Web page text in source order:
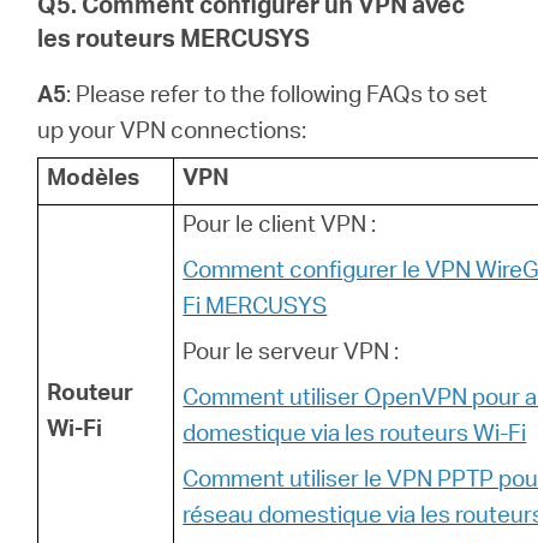
les routeurs MERCUSYS
A5: Please refer to the following FAQs to set
up your VPN connections:
Modèles
VPN
Routeur
Wi-Fi
Pour le client VPN :
Comment configurer le VPN
Fi MERCUSYS
Pour le serveur VPN :
Comment utiliser OpenVPN pour
domestique via les routeurs Wi-Fi
Comment utiliser le VPN PPTP
réseau domestique via les